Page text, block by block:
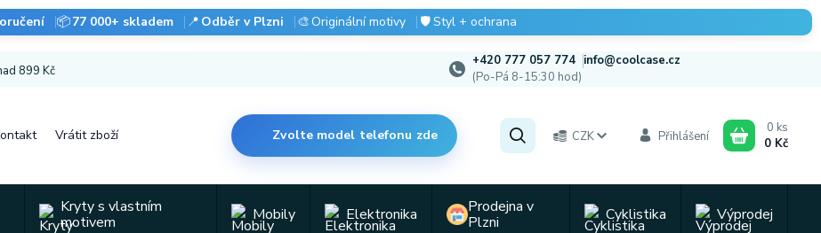
📦77 000+ skladem 📍 Odběr v Plzni 🎨Originální motivy 🛡️Styl + ochrana
899 Kč
+420 777 057 774 info@coolcase.cz
(Po-Pá 8-15:30 hod)
Vrátit zboží Zvolte model telefonu zde CZK Přihlášení
0 ks
0 Kč
Kryty s vlastním
motivem
Mobily Elektronika
Prodejna v
Plzni
Cyklistika Výprodej